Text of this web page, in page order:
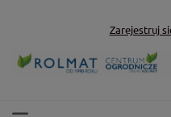
Zarejestruj